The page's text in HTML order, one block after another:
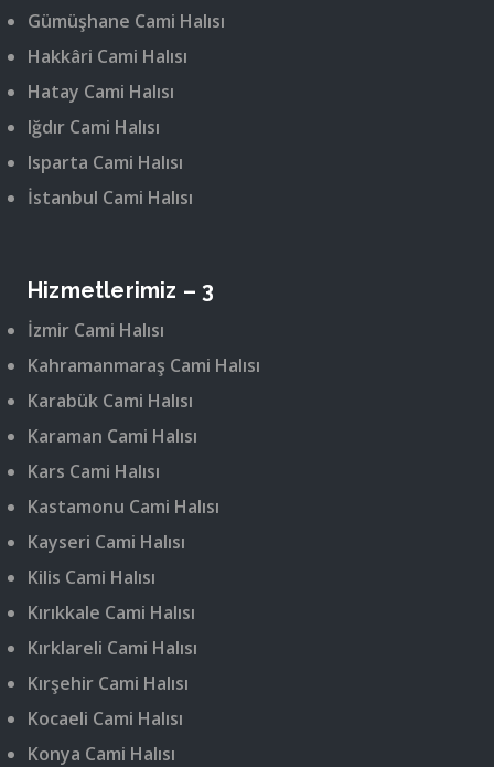
Gümüşhane Cami Halısı
Hakkâri Cami Halısı
Hatay Cami Halısı
Iğdır Cami Halısı
Isparta Cami Halısı
İstanbul Cami Halısı
Hizmetlerimiz – 3
İzmir Cami Halısı
Kahramanmaraş Cami Halısı
Karabük Cami Halısı
Karaman Cami Halısı
Kars Cami Halısı
Kastamonu Cami Halısı
Kayseri Cami Halısı
Kilis Cami Halısı
Kırıkkale Cami Halısı
Kırklareli Cami Halısı
Kırşehir Cami Halısı
Kocaeli Cami Halısı
Konya Cami Halısı